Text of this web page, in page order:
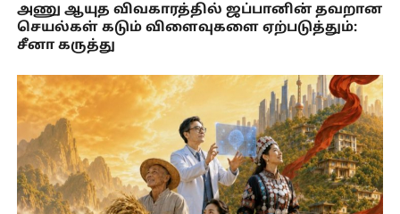
அணு ஆயுத விவகாரத்தில் ஜப்பானின் தவறான
செயல்கள் கடும் விளைவுகளை ஏற்படுத்தும்:
சீனா கருத்து